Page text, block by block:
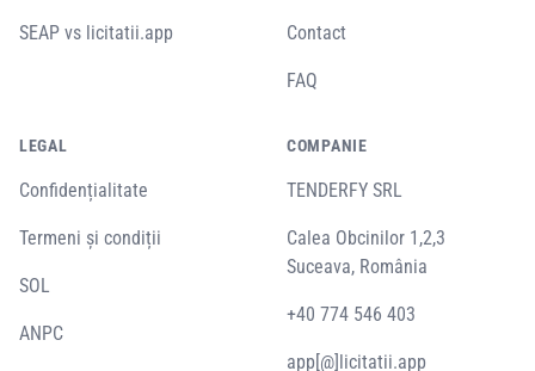
SEAP vs licitatii.app Contact
FAQ
LEGAL
Confidențialitate
Termeni și condiții
SOL
ANPC
COMPANIE
TENDERFY SRL
Calea Obcinilor 1,2,3
Suceava, România
+40 774 546 403
app[@]licitatii.app